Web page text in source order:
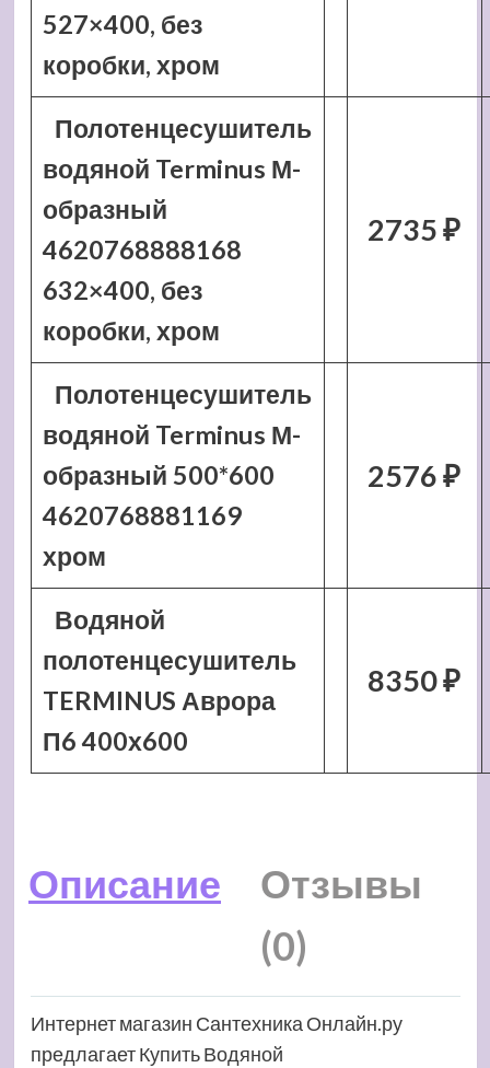
527×400, без
коробки, хром
Полотенцесушитель
водяной Terminus М-
образный
4620768888168
632×400, без
коробки, хром
2735 ₽
Полотенцесушитель
водяной Terminus М-
образный 500*600
4620768881169
хром
2576 ₽
Водяной
полотенцесушитель
TERMINUS Аврора
П6 400х600
8350 ₽
Описание
Отзывы
(0)
Интернет магазин Сантехника Онлайн.ру
предлагает Купить Водяной